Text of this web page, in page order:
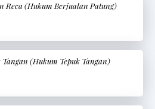
Reca (Hukum Berjualan Patung)
(Hukum Tepuk Tangan)